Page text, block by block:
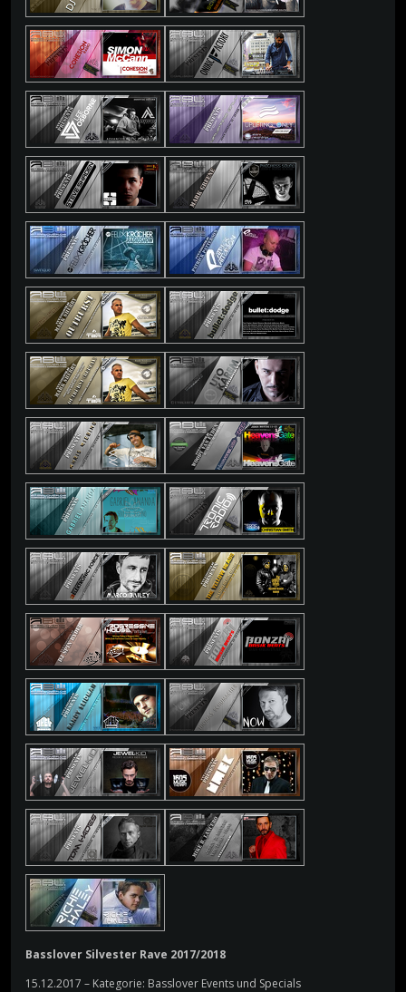
Basslover Silvester Rave 2017/2018
15.12.2017 – Kategorie: Basslover Events und Specials